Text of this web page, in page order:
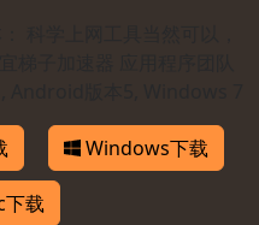
Windows下载
下载